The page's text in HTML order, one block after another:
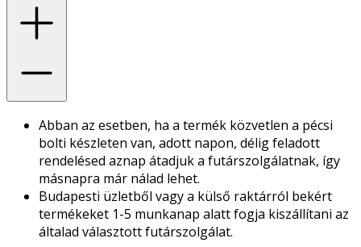
Abban az esetben, ha a termék közvetlen a pécsi
bolti készleten van, adott napon, délig feladott
rendelésed aznap átadjuk a futárszolgálatnak, így
másnapra már nálad lehet.
Budapesti üzletből vagy a külső raktárról bekért
termékeket 1-5 munkanap alatt fogja kiszállítani az
általad választott futárszolgálat.